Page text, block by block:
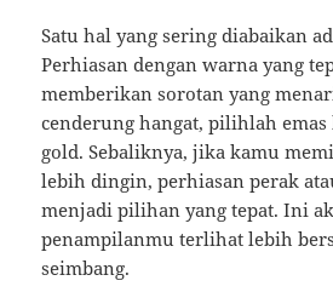
Satu hal yang sering diabaikan
Perhiasan dengan warna yang
memberikan sorotan yang
cenderung hangat, pilihlah
gold. Sebaliknya, jika kamu
lebih dingin, perhiasan perak
menjadi pilihan yang tepat. Ini
penampilanmu terlihat lebih
seimbang.